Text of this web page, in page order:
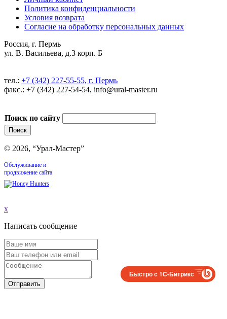
Политика конфиденциальности
Условия возврата
Согласие на обработку персональных данных
Россия, г. Пермь
ул. В. Васильева, д.3 корп. Б
тел.: +7 (342) 227-55-55, г. Пермь
факс.: +7 (342) 227-54-54, info@ural-master.ru
Поиск по сайту
© 2026, “Урал-Мастер”
Обслуживание и
продвижение сайта
x
Написать сообщение
Отправить
Быстро с 1С-Битрикс